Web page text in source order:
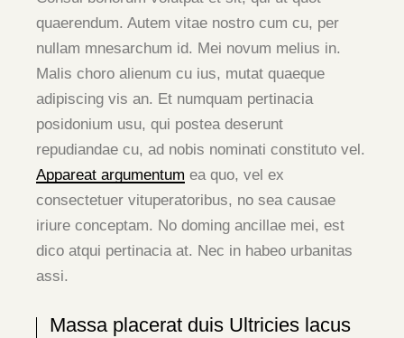
quaerendum. Autem vitae nostro cum cu, per
nullam mnesarchum id. Mei novum melius in.
Malis choro alienum cu ius, mutat quaeque
adipiscing vis an. Et numquam pertinacia
posidonium usu, qui postea deserunt
repudiandae cu, ad nobis nominati constituto vel.
Appareat argumentum ea quo, vel ex
consectetuer vituperatoribus, no sea causae
iriure conceptam. No doming ancillae mei, est
dico atqui pertinacia at. Nec in habeo urbanitas
assi.
Massa placerat duis Ultricies lacus